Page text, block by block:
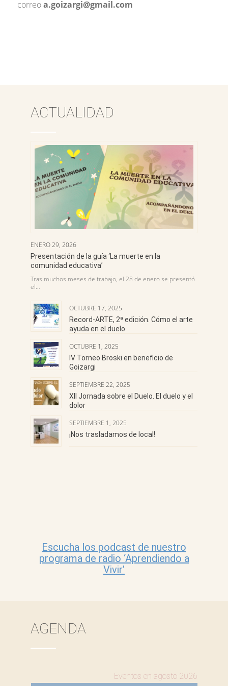
correoa.goizargi@gmail.com
ACTUALIDAD
ENERO 29, 2026
Presentación de la guía ‘La muerte en la
comunidad educativa’
Tras muchos meses de trabajo, el 28 de enero se presentó
el…
OCTUBRE 17, 2025
Record-ARTE, 2ª edición. Cómo el arte
ayuda en el duelo
OCTUBRE 1, 2025
IV Torneo Broski en beneficio de
Goizargi
SEPTIEMBRE 22, 2025
XII Jornada sobre el Duelo. El duelo y el
dolor
SEPTIEMBRE 1, 2025
¡Nos trasladamos de local!
Escucha los podcast de nuestro
programa de radio ‘Aprendiendo a
Vivir’
AGENDA
Eventos en agosto 2026